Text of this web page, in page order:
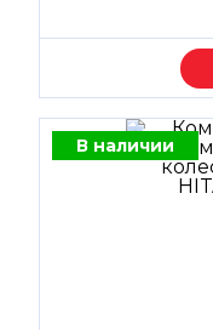
В наличии